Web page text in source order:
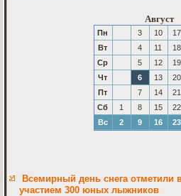
Август
Пн 3 10 17
Вт
4 11 18
Ср
5 12 19
Чт
6 13 20
Пт
7 14 21
Сб
1 8 15 22
Вс
2 9 16 23
Всемирный день снега отметили
участием 300 юных лыжников